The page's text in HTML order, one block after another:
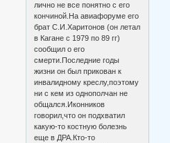
лично не все понятно с его
кончиной.На авиафоруме его
брат С.И.Харитонов (он летал
в Кагане с 1979 по 89 гг)
сообщил о его
смерти.Последние годы
жизни он был прикован к
инвалидному креслу,поэтому
ни с кем из однополчан не
общался.Иконников
говорил,что он подхватил
какую-то костную болезнь
еще в ДРА.Кто-то